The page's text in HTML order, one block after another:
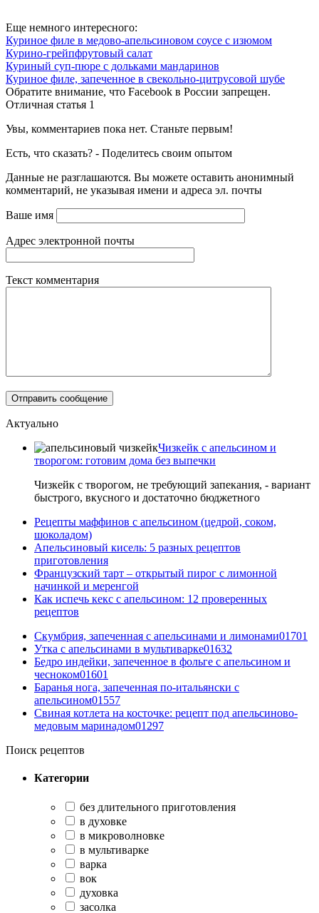
Еще немного интересного:
Куриное филе в медово-апельсиновом соусе с изюмом
Курино-грейпфрутовый салат
Куриный суп-пюре с дольками мандаринов
Куриное филе, запеченное в свекольно-цитрусовой шубе
Обратите внимание, что Facebook в России запрещен.
Отличная статья 1
Увы, комментариев пока нет. Станьте первым!
Есть, что сказать? - Поделитесь своим опытом
Данные не разглашаются. Вы можете оставить анонимный
комментарий, не указывая имени и адреса эл. почты
Ваше имя
Адрес электронной почты
Текст комментария
Актуально
Чизкейк с апельсином и
творогом: готовим дома без выпечки
Чизкейк с творогом, не требующий запекания, - вариант
быстрого, вкусного и достаточно бюджетного
Рецепты маффинов с апельсином (цедрой, соком,
шоколадом)
Апельсиновый кисель: 5 разных рецептов
приготовления
Французский тарт – открытый пирог с лимонной
начинкой и меренгой
Как испечь кекс с апельсином: 12 проверенных
рецептов
Скумбрия, запеченная с апельсинами и лимонами01701
Утка с апельсинами в мультиварке01632
Бедро индейки, запеченное в фольге с апельсином и
чесноком01601
Баранья нога, запеченная по-итальянски с
апельсином01557
Свиная котлета на косточке: рецепт под апельсиново-
медовым маринадом01297
Поиск рецептов
Категории
без длительного приготовления
в духовке
в микроволновке
в мультиварке
варка
вок
духовка
засолка